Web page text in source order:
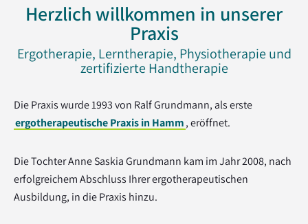
Herzlich willkommen in unserer
Praxis
Ergotherapie, Lerntherapie, Physiotherapie und
zertifizierte Handtherapie
Die Praxis wurde 1993 von Ralf Grundmann, als erste
ergotherapeutische Praxis in Hamm, eröffnet.
Die Tochter Anne Saskia Grundmann kam im Jahr 2008, nach
erfolgreichem Abschluss Ihrer ergotherapeutischen
Ausbildung, in die Praxis hinzu.